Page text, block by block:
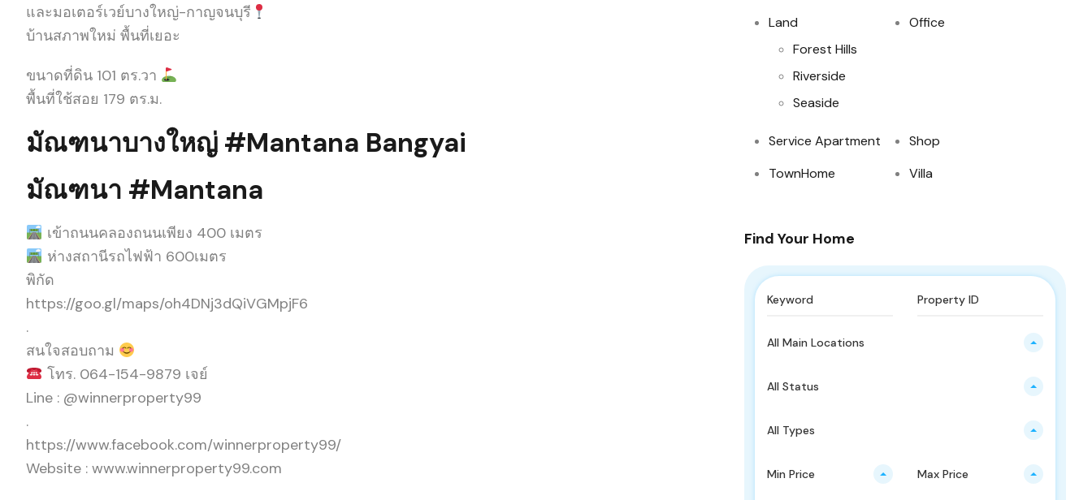
และมอเตอร์เวย์บางใหญ่-กาญจนบุรี
บ้านสภาพใหม่ พื้นที่เยอะ
ขนาดที่ดิน 101 ตร.วา
พื้นที่ใช้สอย 179 ตร.ม.
มัณฑนาบางใหญ่ #Mantana Bangyai
มัณฑนา #Mantana
เข้าถนนคลองถนนเพียง 400 เมตร
ห่างสถานีรถไฟฟ้า 600เมตร
พิกัด
https://goo.gl/maps/oh4DNj3dQiVGMpjF6
.
สนใจสอบถาม
โทร. 064-154-9879 เจย์
Line : @winnerproperty99
.
https://www.facebook.com/winnerproperty99/
Website : www.winnerproperty99.com
Land
Forest Hills
Riverside
Seaside
Office
Service Apartment
Shop
TownHome
Villa
Find Your Home
All Main Locations
All Status
All Types
Min Price Max Price